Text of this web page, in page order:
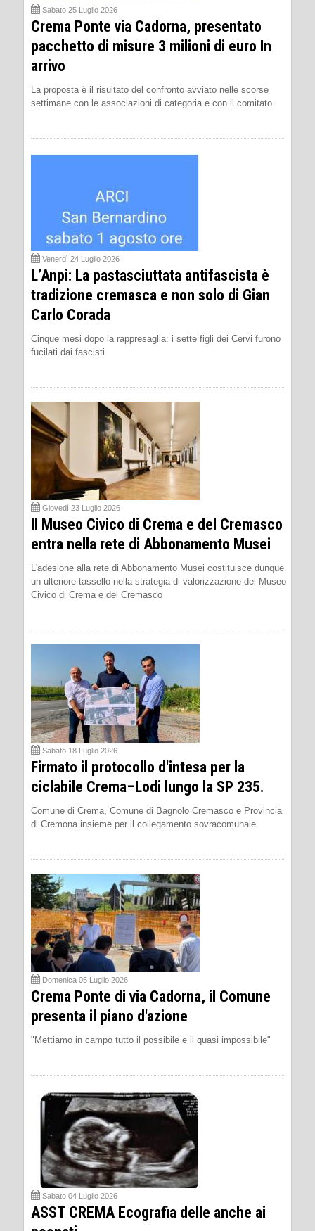
Sabato 25 Luglio 2026
Crema Ponte via Cadorna, presentato
pacchetto di misure 3 milioni di euro In
arrivo
La proposta è il risultato del confronto avviato nelle scorse
settimane con le associazioni di categoria e con il comitato
Venerdì 24 Luglio 2026
L’Anpi: La pastasciuttata antifascista è
tradizione cremasca e non solo di Gian
Carlo Corada
Cinque mesi dopo la rappresaglia: i sette figli dei Cervi furono
fucilati dai fascisti.
Giovedì 23 Luglio 2026
Il Museo Civico di Crema e del Cremasco
entra nella rete di Abbonamento Musei
L'adesione alla rete di Abbonamento Musei costituisce dunque
un ulteriore tassello nella strategia di valorizzazione del Museo
Civico di Crema e del Cremasco
Sabato 18 Luglio 2026
Firmato il protocollo d'intesa per la
ciclabile Crema–Lodi lungo la SP 235.
Comune di Crema, Comune di Bagnolo Cremasco e Provincia
di Cremona insieme per il collegamento sovracomunale
Domenica 05 Luglio 2026
Crema Ponte di via Cadorna, il Comune
presenta il piano d'azione
"Mettiamo in campo tutto il possibile e il quasi impossibile"
Sabato 04 Luglio 2026
ASST CREMA Ecografia delle anche ai